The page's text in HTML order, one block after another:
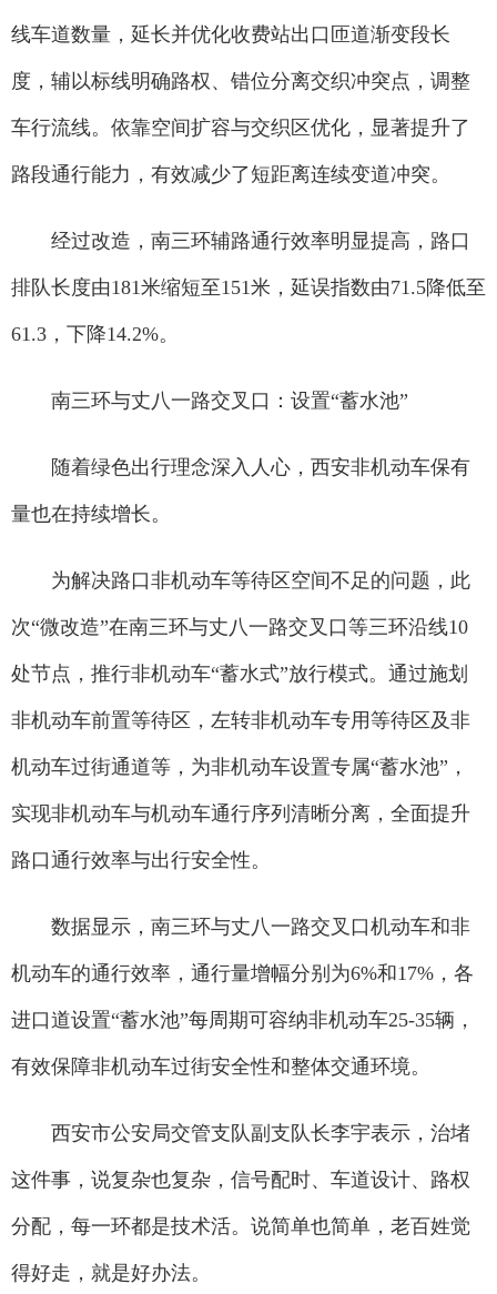
线车道数量，延长并优化收费站出口匝道渐变段长
度，辅以标线明确路权、错位分离交织冲突点，调整
车行流线。依靠空间扩容与交织区优化，显著提升了
路段通行能力，有效减少了短距离连续变道冲突。
经过改造，南三环辅路通行效率明显提高，路口
排队长度由181米缩短至151米，延误指数由71.5降低至
61.3，下降14.2%。
南三环与丈八一路交叉口：设置“蓄水池”
随着绿色出行理念深入人心，西安非机动车保有
量也在持续增长。
为解决路口非机动车等待区空间不足的问题，此
次“微改造”在南三环与丈八一路交叉口等三环沿线10
处节点，推行非机动车“蓄水式”放行模式。通过施划
非机动车前置等待区，左转非机动车专用等待区及非
机动车过街通道等，为非机动车设置专属“蓄水池”，
实现非机动车与机动车通行序列清晰分离，全面提升
路口通行效率与出行安全性。
数据显示，南三环与丈八一路交叉口机动车和非
机动车的通行效率，通行量增幅分别为6%和17%，各
进口道设置“蓄水池”每周期可容纳非机动车25-35辆，
有效保障非机动车过街安全性和整体交通环境。
西安市公安局交管支队副支队长李宇表示，治堵
这件事，说复杂也复杂，信号配时、车道设计、路权
分配，每一环都是技术活。说简单也简单，老百姓觉
得好走，就是好办法。